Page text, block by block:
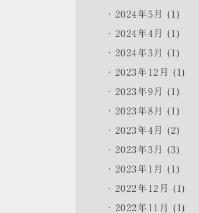
2024年5月 (1)
2024年4月 (1)
2024年3月 (1)
2023年12月 (1)
2023年9月 (1)
2023年8月 (1)
2023年4月 (2)
2023年3月 (3)
2023年1月 (1)
2022年12月 (1)
2022年11月 (1)